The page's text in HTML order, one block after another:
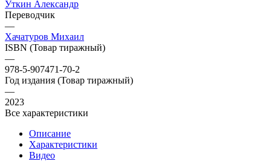
Уткин Александр
Переводчик
—
Хачатуров Михаил
ISBN (Товар тиражный)
—
978-5-907471-70-2
Год издания (Товар тиражный)
—
2023
Все характеристики
Описание
Характеристики
Видео